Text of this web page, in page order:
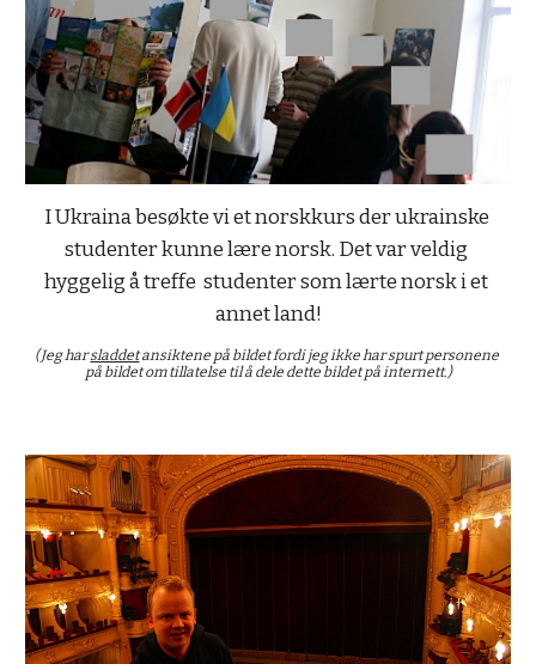
I Ukraina besøkte vi et norskkurs der ukrainske
studenter kunne lære norsk. Det var veldig
hyggelig å treffe  studenter som lærte norsk i et
annet land!
(Jeg har sladdet ansiktene på bildet fordi jeg ikke har spurt personene
på bildet om tillatelse til å dele dette bildet på internett.)